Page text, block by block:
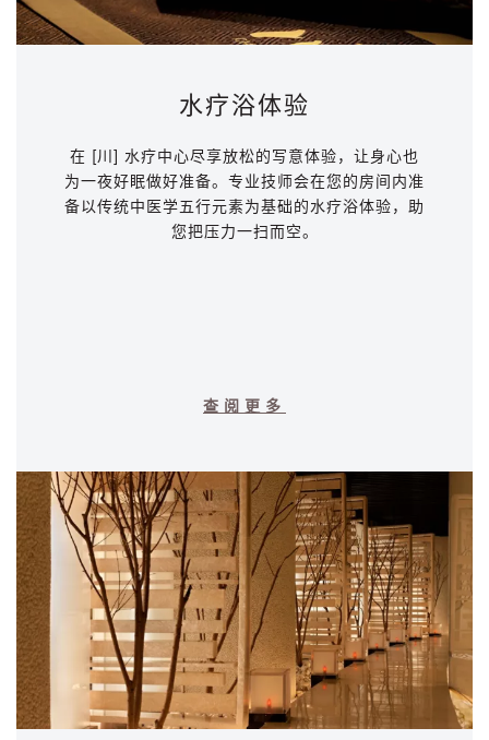
水疗浴体验
在 [川] 水疗中心尽享放松的写意体验，让身心也
为一夜好眠做好准备。专业技师会在您的房间内准
备以传统中医学五行元素为基础的水疗浴体验，助
您把压力一扫而空。
查阅更多